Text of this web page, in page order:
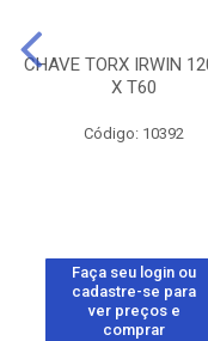
CHAVE TORX IRWIN
X T60
Código: 10392
Faça seu login ou
cadastre-se para
ver preços e
comprar